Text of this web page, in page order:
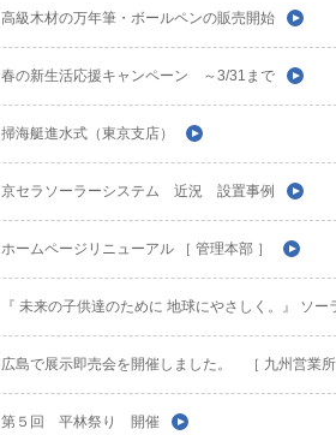
高級木材の万年筆・ボールペンの販売開始
春の新生活応援キャンペーン ～3/31まで
掃海艇進水式（東京支店）
京セラソーラーシステム 近況 設置事例
ホームページリニューアル ［ 管理本部 ］
『 未来の子供達のために 地球にやさしく。』 ソー
広島で展示即売会を開催しました。 ［ 九州営業所
第５回 平林祭り 開催